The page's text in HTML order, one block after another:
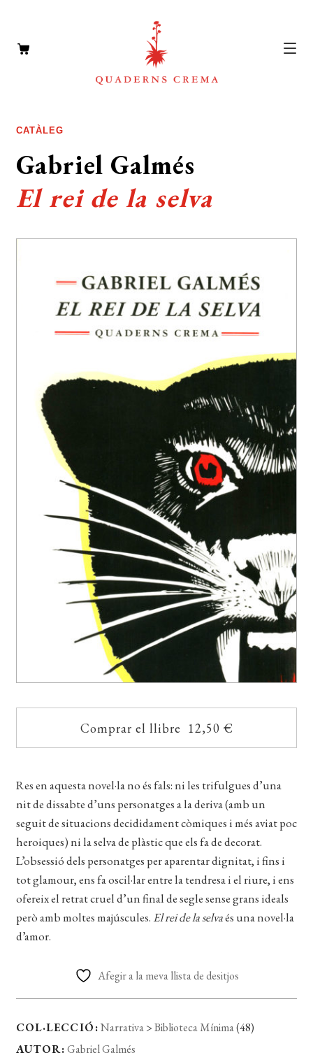
NOTÍCIES
L’EDITORIAL
el
FOREIGN RIGHTS
CONTACTE
EL MEU COMPTE
WISHLIST
CATÀLEG
Gabriel Galmés
El rei de la selva
Comprar el llibre 12,50 €
Res en aquesta novel·la no és fals: ni les trifulgues d’una
nit de dissabte d’uns personatges a la deriva (amb un
seguit de situacions decididament còmiques i més aviat poc
heroiques) ni la selva de plàstic que els fa de decorat.
L’obsessió dels personatges per aparentar dignitat, i fins i
tot glamour, ens fa oscil·lar entre la tendresa i el riure, i ens
ofereix el retrat cruel d’un final de segle sense grans ideals
però amb moltes majúscules. El rei de la selvaés una novel·la
d’amor.
Afegir a la meva llista de desitjos
COL·LECCIÓ:Narrativa>Biblioteca Mínima(48)
AUTOR:Gabriel Galmés